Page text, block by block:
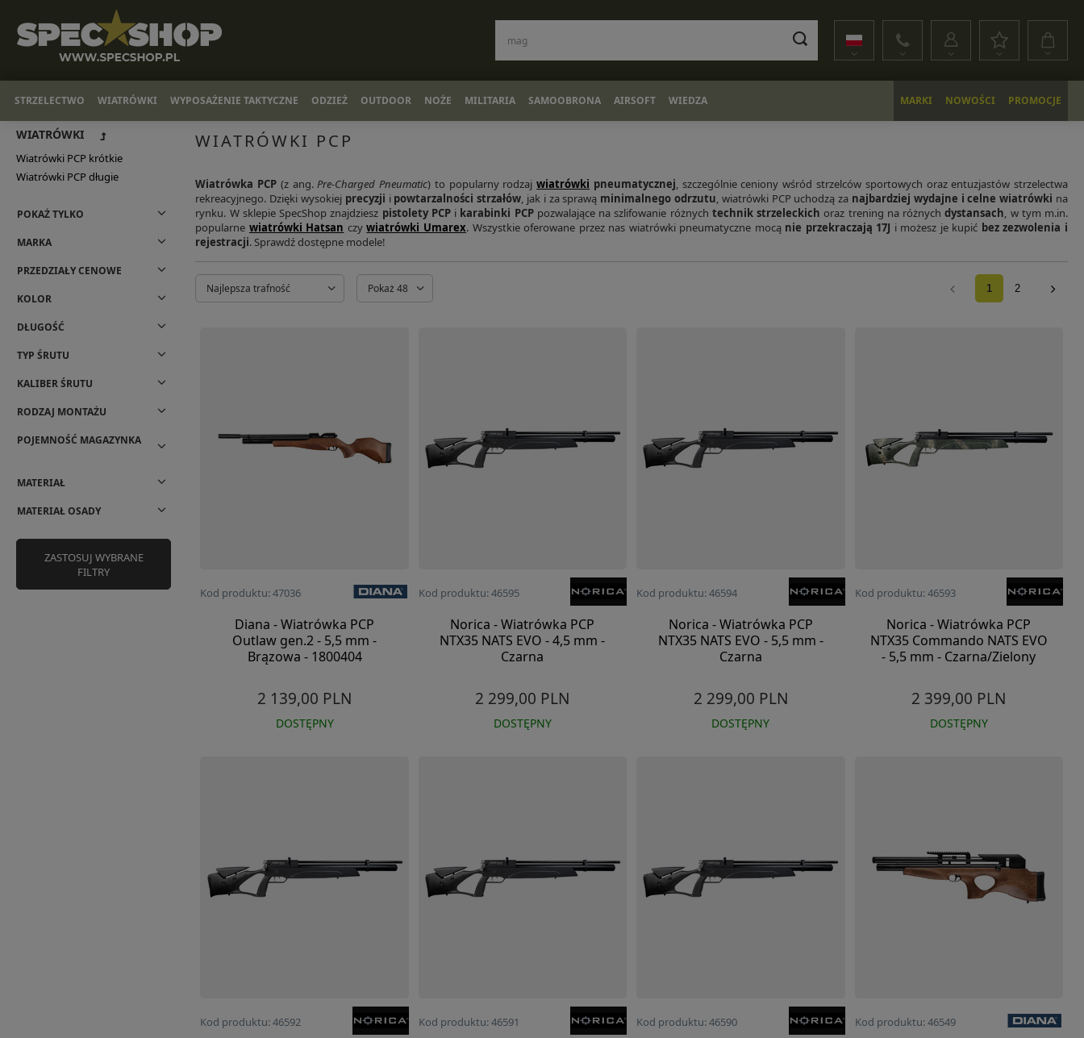
STRZELECTWO WIATRÓWKI WYPOSAŻENIE TAKTYCZNE ODZIEŻ OUTDOOR NOŻE MILITARIA SAMOOBRONA AIRSOFT WIEDZA MARKI NOWOŚCI PROMOCJE
WIATRÓWKI
Wiatrówki PCP krótkie
Wiatrówki PCP długie
POKAŻ TYLKO
MARKA
PRZEDZIAŁY CENOWE
KOLOR
DŁUGOŚĆ
TYP ŚRUTU
KALIBER ŚRUTU
RODZAJ MONTAŻU
POJEMNOŚĆ MAGAZYNKA
MATERIAŁ
MATERIAŁ OSADY
ZASTOSUJ WYBRANE
FILTRY
WIATRÓWKI PCP
Wiatrówka PCP (z ang.Pre-Charged Pneumatic) to popularny rodzajwiatrówki pneumatycznej, szczególnie ceniony wśród strzelców sportowych oraz entuzjastów strzelectwa
rekreacyjnego. Dzięki wysokiej precyzji i powtarzalności strzałów, jak i za sprawą minimalnego odrzutu, wiatrówki PCP uchodzą za najbardziej wydajne i celne wiatrówki na
rynku. W sklepie SpecShop znajdziesz pistolety PCPi karabinki PCPpozwalające na szlifowanie różnych technik strzeleckich oraz trening na różnychdystansach, w tym m.in.
popularne wiatrówki Hatsan czywiatrówki Umarex. Wszystkie oferowane przez nas wiatrówki pneumatyczne mocą nie przekraczają 17J i możesz je kupić bez zezwolenia i
rejestracji. Sprawdź dostępne modele!
Najlepsza trafność Pokaż 48 1 2
Kod produktu: 47036
Diana - Wiatrówka PCP
Outlaw gen.2 - 5,5 mm -
Brązowa - 1800404
2 139,00 PLN
DOSTĘPNY
Kod produktu: 46595
Norica - Wiatrówka PCP
NTX35 NATS EVO - 4,5 mm -
Czarna
2 299,00 PLN
DOSTĘPNY
Kod produktu: 46594
Norica - Wiatrówka PCP
NTX35 NATS EVO - 5,5 mm -
Czarna
2 299,00 PLN
DOSTĘPNY
Kod produktu: 46593
Norica - Wiatrówka PCP
NTX35 Commando NATS EVO
- 5,5 mm - Czarna/Zielony
2 399,00 PLN
DOSTĘPNY
Kod produktu: 46592 Kod produktu: 46591 Kod produktu: 46590 Kod produktu: 46549